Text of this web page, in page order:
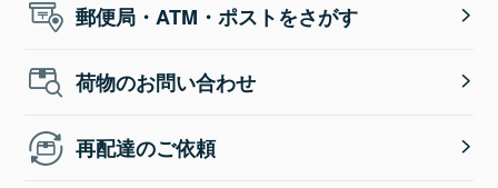
郵便局・ATM・ポストをさがす
荷物のお問い合わせ
再配達のご依頼